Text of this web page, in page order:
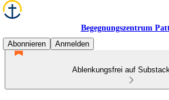
Begegnungszentrum
Abonnieren
Anmelden
Ablenkungsfrei auf